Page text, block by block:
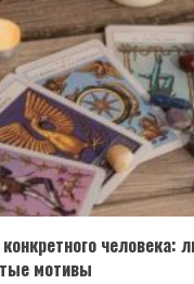
человека:
мотивы